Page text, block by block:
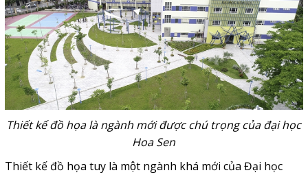
Thiết kế đồ họa là ngành mới được chú trọng của đại học
Hoa Sen
Thiết kế đồ họa tuy là một ngành khá mới của Đại học